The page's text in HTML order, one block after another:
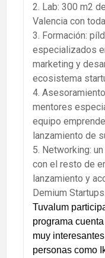
2. Lab: 300 m2
Valencia con
3. Formación:
especializados
marketing y
ecosistema
4.
mentores
equipo
lanzamiento de
5. Networking:
con el resto de
lanzamiento y
Demium Startups.
Tuvalum
programa
muy
personas como